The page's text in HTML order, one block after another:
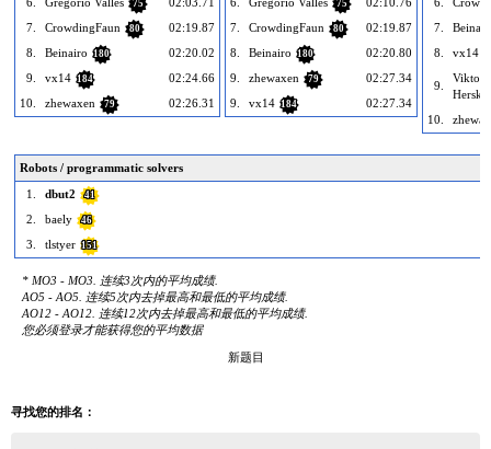
75
7.
CrowdingFaun 80
02:19.87
8.
Beinairo 180
02:20.02
9.
vx14 184
02:24.66
10.
zhewaxen 79 02:26.31
75
7.
CrowdingFaun 80
02:19.87
8.
Beinairo 180
02:20.80
9.
zhewaxen 79
02:27.34
9.
vx14 184 02:27.34
7.
8.
vx14
9.
Viktor
10.
Robots / programmatic solvers
1.
dbut2 41
2. baely 46
3. tlstyer 151
* MO3 - MO3. 连续3次内的平均成绩.
AO5 - AO5. 连续5次内去掉最高和最低的平均成绩.
AO12 - AO12. 连续12次内去掉最高和最低的平均成绩.
您必须登录才能获得您的平均数据
新题目
寻找您的排名：